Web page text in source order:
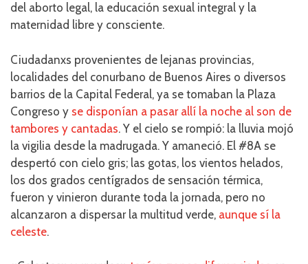
del aborto legal, la educación sexual integral y la
maternidad libre y consciente.
Ciudadanxs provenientes de lejanas provincias,
localidades del conurbano de Buenos Aires o diversos
barrios de la Capital Federal, ya se tomaban la Plaza
Congreso y se disponían a pasar allí la noche al son de
tambores y cantadas. Y el cielo se rompió: la lluvia mojó
la vigilia desde la madrugada. Y amaneció. El #8A se
despertó con cielo gris; las gotas, los vientos helados,
los dos grados centígrados de sensación térmica,
fueron y vinieron durante toda la jornada, pero no
alcanzaron a dispersar la multitud verde, aunque sí la
celeste.